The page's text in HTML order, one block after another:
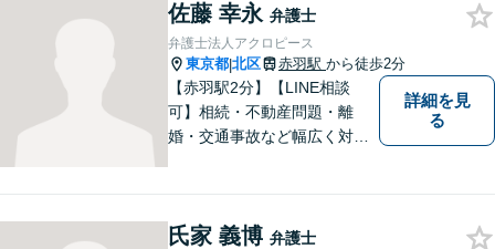
最高のピースになるために精
一杯の努力をしていきます。
佐藤 幸永 弁護士
弁護士法人アクロピース
東京都|北区 赤羽駅 から徒歩2分
【赤羽駅2分】【LINE相談
可】相続・不動産問題・離
婚・交通事故など幅広く対
ような内容でもお気軽にご相
詳細を見
る
氏家 義博 弁護士